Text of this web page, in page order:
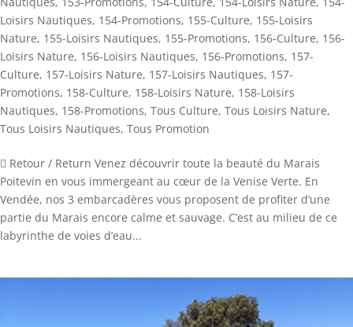
Loisirs Nautiques, 154-Promotions, 155-Culture, 155-Loisirs
Nature, 155-Loisirs Nautiques, 155-Promotions, 156-Culture, 156-
Loisirs Nature, 156-Loisirs Nautiques, 156-Promotions, 157-
Culture, 157-Loisirs Nature, 157-Loisirs Nautiques, 157-
Promotions, 158-Culture, 158-Loisirs Nature, 158-Loisirs
Nautiques, 158-Promotions, Tous Culture, Tous Loisirs Nature,
Tous Loisirs Nautiques, Tous Promotion
 Retour / Return Venez découvrir toute la beauté du Marais
Poitevin en vous immergeant au cœur de la Venise Verte. En
Vendée, nos 3 embarcadères vous proposent de profiter d’une
partie du Marais encore calme et sauvage. C’est au milieu de ce
labyrinthe de voies d’eau...